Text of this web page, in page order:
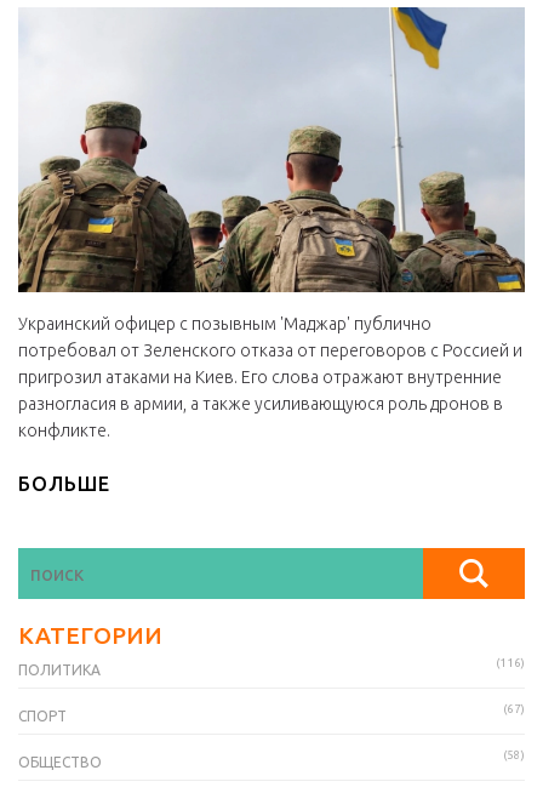
Украинский офицер с позывным 'Маджар' публично
потребовал от Зеленского отказа от переговоров с Россией и
пригрозил атаками на Киев. Его слова отражают внутренние
разногласия в армии, а также усиливающуюся роль дронов в
конфликте.
БОЛЬШЕ
КАТЕГОРИИ
ПОЛИТИКА (116)
СПОРТ (67)
ОБЩЕСТВО (58)